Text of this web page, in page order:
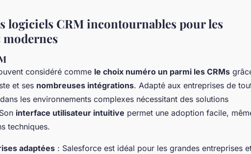
logiciels CRM incontournables pour les
considéré comme le choix numéro un parmi les CRMs
et ses nombreuses intégrations. Adapté aux entreprises de
les environnements complexes nécessitant des solutions
interface utilisateur intuitive permet une adoption facile,
techniques.
adaptées : Salesforce est idéal pour les grandes entreprises